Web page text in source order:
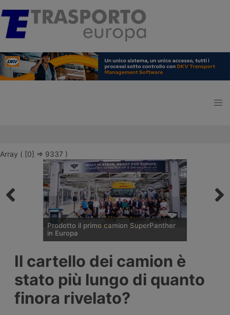
Array ( [0] => 9337 )
Prodotto il primo camion SuperPanther
in Europa
austriaca della Steyr il primo esemplare del
camion elettrico cinese SuperPanther
eTopas prodotto in Europa. Ha già ottenuto
l’omologazione Wvta per l’intera Unione
Europea. Prime consegne a Dhl Freight e
Gress Speditions.
Il cartello dei camion è
stato più lungo di quanto
finora rivelato?